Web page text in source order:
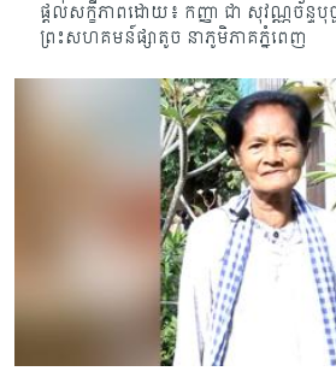
ផ្តល់សក្ខីភាពដោយ៖ កញ្ញា ជា សុវណ្ណច័ន្ទបុប្
ព្រះសហគមន៍ផ្សាតូច នាភូមិភាគភ្នំពេញ